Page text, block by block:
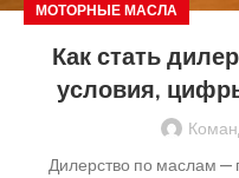
МОТОРНЫЕ МАСЛА
Как стать
условия,
Дилерство по маслам —